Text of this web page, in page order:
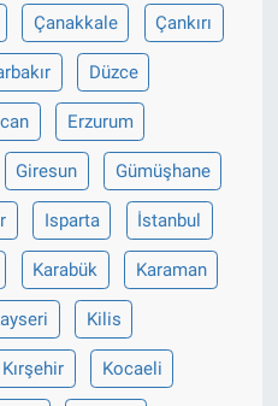
Çanakkale Çankırı
Düzce
Erzurum
Giresun Gümüşhane
Isparta İstanbul
Karabük Karaman
Kilis
Kırşehir Kocaeli